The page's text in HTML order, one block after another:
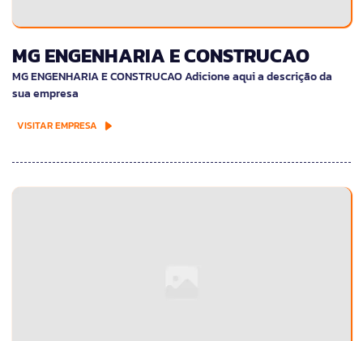
MG ENGENHARIA E CONSTRUCAO
MG ENGENHARIA E CONSTRUCAO Adicione aqui a descrição da
sua empresa
VISITAR EMPRESA